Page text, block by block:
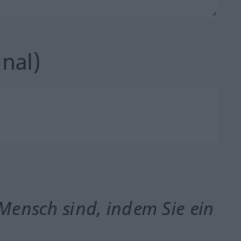
sind, indem Sie ein